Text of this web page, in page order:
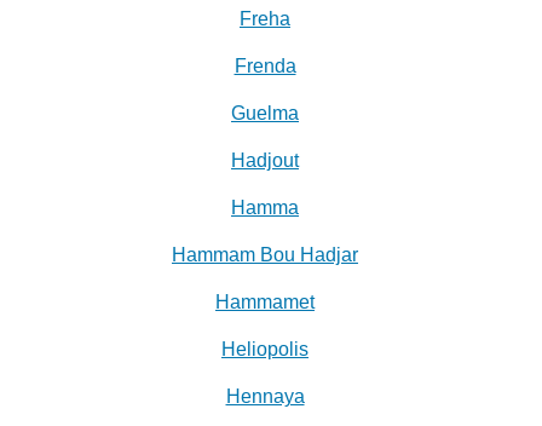
Freha
Frenda
Guelma
Hadjout
Hamma
Hammam Bou Hadjar
Hammamet
Heliopolis
Hennaya